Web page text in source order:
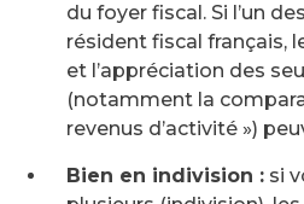
du foyer fiscal. Si l’un
résident fiscal français,
et l’appréciation des
(notamment la
revenus d’activité »)
Bien en indivision : si